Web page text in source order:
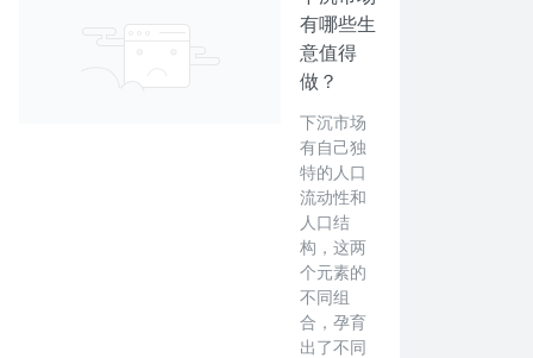
有哪些生
意值得
做？
下沉市场
有自己独
特的人口
流动性和
人口结
构，这两
个元素的
不同组
合，孕育
出了不同